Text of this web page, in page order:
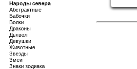
Народы севера
Абстрактные
Бабочки
Волки
Драконы
Дьявол
Девушки
Животные
Звезды
Змеи
Знаки зодиака